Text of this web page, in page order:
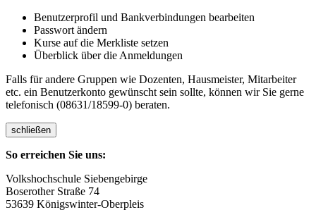
Benutzerprofil und Bankverbindungen bearbeiten
Passwort ändern
Kurse auf die Merkliste setzen
Überblick über die Anmeldungen
Falls für andere Gruppen wie Dozenten, Hausmeister, Mitarbeiter
etc. ein Benutzerkonto gewünscht sein sollte, können wir Sie gerne
telefonisch (08631/18599-0) beraten.
schließen
So erreichen Sie uns:
Volkshochschule Siebengebirge
Boserother Straße 74
53639 Königswinter-Oberpleis